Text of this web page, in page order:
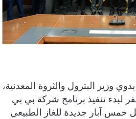
وزير البترول والثروة المعدنية،
لبدء تنفيذ برنامج شركة بي بي
خمس آبار جديدة للغاز الطبيعي